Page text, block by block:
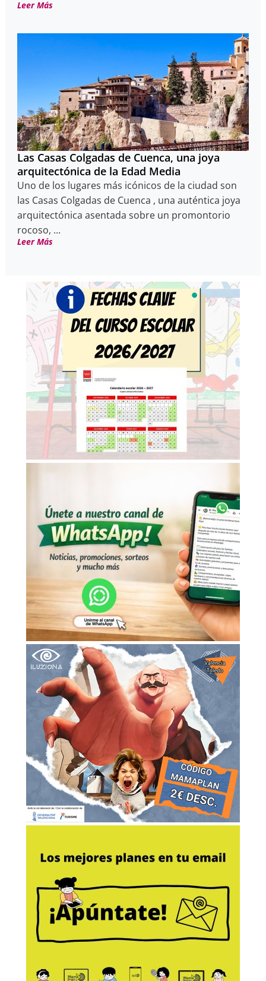
Leer Más
Las Casas Colgadas de Cuenca, una joya
arquitectónica de la Edad Media
Uno de los lugares más icónicos de la ciudad son
las Casas Colgadas de Cuenca , una auténtica joya
arquitectónica asentada sobre un promontorio
rocoso, ...
Leer Más